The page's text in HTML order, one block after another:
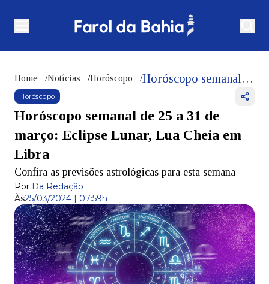
Home /Notícias /Horóscopo / Horóscopo semanal de 25 a 31 de março: Eclipse Lunar, Lua Cheia em Libra
Horóscopo
Horóscopo semanal de 25 a 31 de
março: Eclipse Lunar, Lua Cheia em
Libra
Confira as previsões astrológicas para esta semana
Por Da Redação
Às25/03/2024 | 07:59h